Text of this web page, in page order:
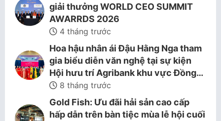
giải thưởng WORLD CEO SUMMIT
AWARRDS 2026
4 tháng trước
Hoa hậu nhân ái Đậu Hằng Nga tham
gia biểu diễn văn nghệ tại sự kiện
Hội hưu trí Agribank khu vực Đồng…
8 tháng trước
Gold Fish: Ưu đãi hải sản cao cấp
hấp dẫn trên bàn tiệc mùa lễ hội cuối